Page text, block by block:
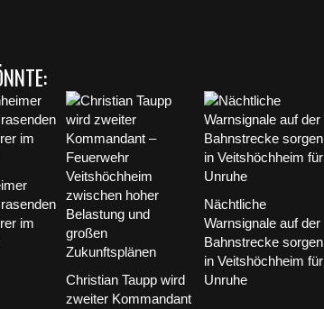
im
Christian Taupp wird
zweiter Kommandant
Nächtliche
Warnsignale auf der
Bahnstrecke sorgen
in Veitshöchheim für
Unruhe